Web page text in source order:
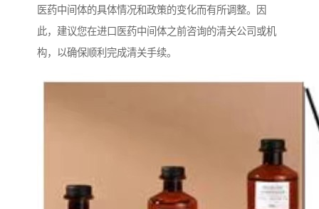
医药中间体的具体情况和政策的变化而有所调整。因
此，建议您在进口医药中间体之前咨询的清关公司或机
构，以确保顺利完成清关手续。